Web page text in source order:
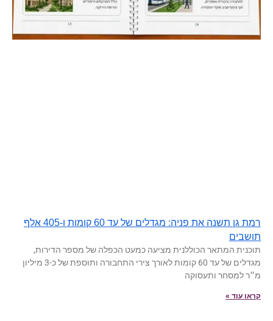
רמת גן תשנה את פניה: מגדלים של עד 60 קומות ו-405 אלף
תושבים
תוכנית המתאר הכוללנית מציעה כמעט הכפלה של מספר הדירות,
מגדלים של עד 60 קומות לאורך צירי התחבורה ותוספת של כ-3 מיליון
מ״ר למסחר ותעסוקה
קראו עוד »